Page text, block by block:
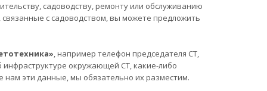
садоводству, ремонту или обслуживанию
с садоводством, вы можете предложить
, например телефон председателя СТ,
окружающей СТ, какие-либо
нам эти данные, мы обязательно их разместим.